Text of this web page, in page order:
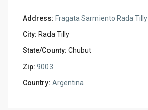
Address: Fragata Sarmiento Rada Tilly
City: Rada Tilly
State/County: Chubut
Zip: 9003
Country: Argentina